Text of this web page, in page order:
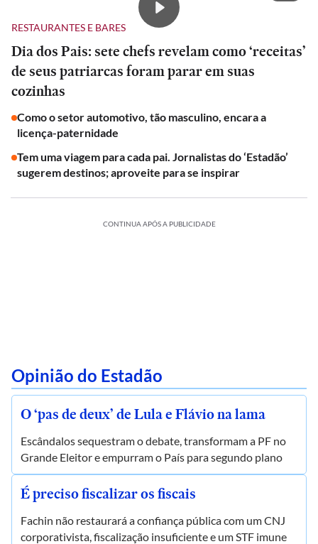
RESTAURANTES E BARES
Dia dos Pais: sete chefs revelam como ‘receitas’
de seus patriarcas foram parar em suas
cozinhas
Como o setor automotivo, tão masculino, encara a
licença-paternidade
Tem uma viagem para cada pai. Jornalistas do ‘Estadão’
sugerem destinos; aproveite para se inspirar
CONTINUA APÓS A PUBLICIDADE
Opinião do Estadão
O ‘pas de deux’ de Lula e Flávio na lama
Escândalos sequestram o debate, transformam a PF no
Grande Eleitor e empurram o País para segundo plano
É preciso fiscalizar os fiscais
Fachin não restaurará a confiança pública com um CNJ
corporativista, fiscalização insuficiente e um STF imune